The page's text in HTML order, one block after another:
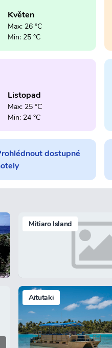
Květen
Max: 26 °C
Min: 25 °C
Listopad
Max: 25 °C
Min: 24 °C
dostupné
Mitiaro Island
Aitutaki